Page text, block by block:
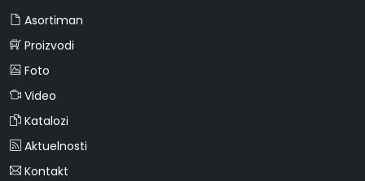
Asortiman
Proizvodi
Foto
Video
Katalozi
Aktuelnosti
Kontakt